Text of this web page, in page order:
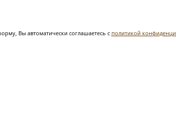
Вы автоматически соглашаетесь с политикой